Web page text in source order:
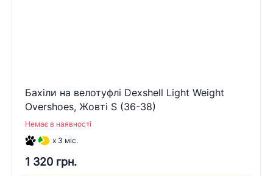
Бахіли на велотуфлі Dexshell Light Weight
Overshoes, Жовті S (36-38)
Немає в наявності
x 3 міс.
1 320 грн.